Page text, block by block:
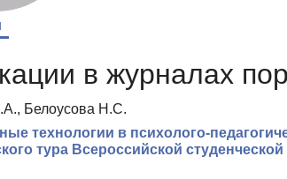
в журналах
Белоусова Н.С.
технологии в психолого-
тура Всероссийской